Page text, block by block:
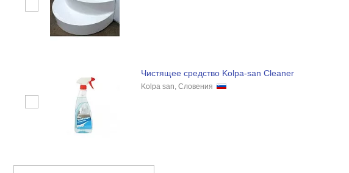
Чистящее средство Kolpa-san Cleaner
Kolpa san, Словения